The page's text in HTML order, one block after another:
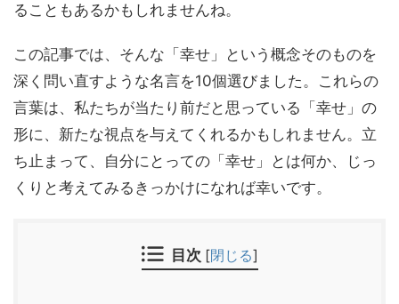
ることもあるかもしれませんね。
この記事では、そんな「幸せ」という概念そのものを
深く問い直すような名言を10個選びました。これらの
言葉は、私たちが当たり前だと思っている「幸せ」の
形に、新たな視点を与えてくれるかもしれません。立
ち止まって、自分にとっての「幸せ」とは何か、じっ
くりと考えてみるきっかけになれば幸いです。
目次 [閉じる]